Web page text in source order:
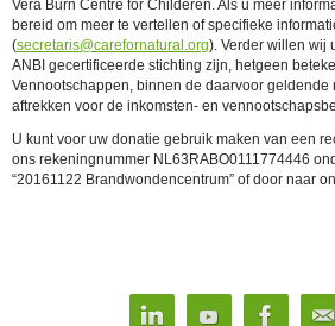
Vera Burn Centre for Childeren. Als u meer
bereid om meer te vertellen of specifieke
(secretaris@carefornatural.org). Verder willen wij
ANBI gecertificeerde stichting zijn, hetgeen
Vennootschappen, binnen de daarvoor geldende
aftrekken voor de inkomsten- en
U kunt voor uw donatie gebruik maken van een
ons rekeningnummer NL63RABO0111774446
“20161122 Brandwondencentrum” of door naar